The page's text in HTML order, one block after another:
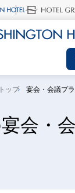
ップ 宴会・会議プ
会・